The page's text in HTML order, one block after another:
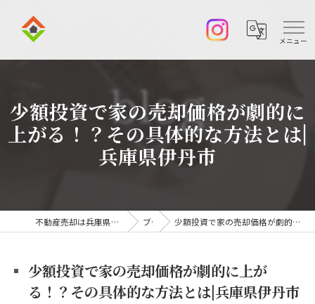
少額投資で家の売却価格が劇的に
上がる！？その具体的な方法とは|
兵庫県伊丹市
不動産売却は兵庫県伊丹市の株式会社アークエステート ブログ 少額投資で家の売却価格が劇的に上がる！？その具体的な方法とは|兵庫県伊丹市
少額投資で家の売却価格が劇的に上が
る！？その具体的な方法とは|兵庫県伊丹市